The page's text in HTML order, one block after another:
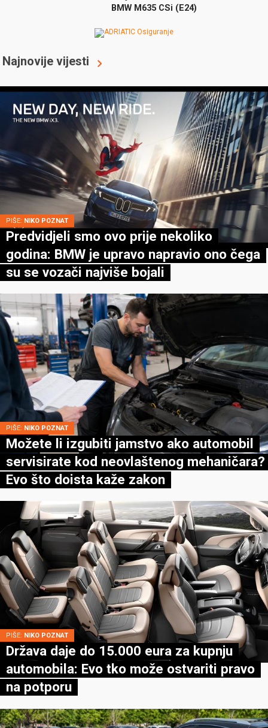
BMW M635 CSi (E24)
Najnovije vijesti
PIŠE: NIKO POZNAT
Predvidjeli smo ovo prije nekoliko
godina: BMW je upravo napravio ono čega
su se vozači najviše bojali
PIŠE: NIKO POZNAT
Možete li izgubiti jamstvo ako automobil
servisirate kod neovlaštenog mehaničara?
Evo što doista kaže zakon
PIŠE: NIKO POZNAT
Država daje do 15.000 eura za kupnju
automobila: Evo tko može ostvariti pravo
na potporu